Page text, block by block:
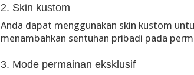
2. Skin kustom
Anda dapat menggunakan skin kustom
menambahkan sentuhan pribadi pada
3. Mode permainan eksklusif